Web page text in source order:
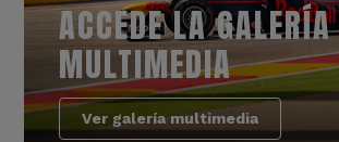
ACCEDE LA GALERÍA
MULTIMEDIA
Ver galería multimedia